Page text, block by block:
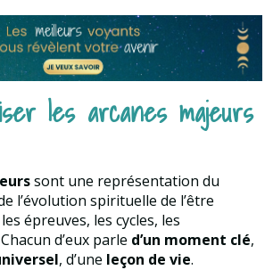
les arcanes majeurs
sont une représentation du
l’évolution spirituelle de l’être
épreuves, les cycles, les
d’eux parle d’un moment clé,
, d’une leçon de vie.